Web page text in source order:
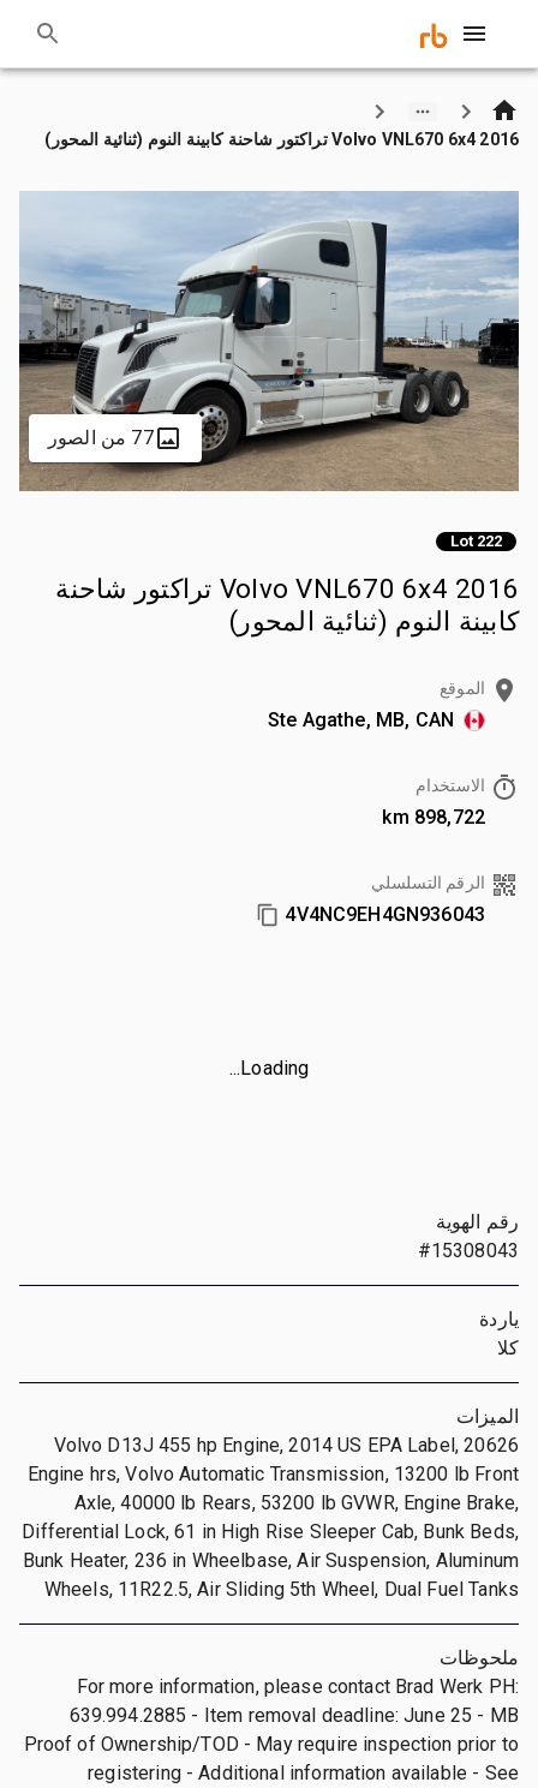
2016 Volvo VNL670 6x4 تراكتور شاحنة كابينة النوم (ثنائية المحور)
77 من الصور
Lot 222
2016 Volvo VNL670 6x4 تراكتور شاحنة
كابينة النوم (ثنائية المحور)
الموقع
Ste Agathe, MB, CAN
الاستخدام
898,722 km
الرقم التسلسلي
4V4NC9EH4GN936043
Loading...
رقم الهوية
#15308043
ياردة
كلا
الميزات
Volvo D13J 455 hp Engine, 2014 US EPA Label, 20626
Engine hrs, Volvo Automatic Transmission, 13200 lb Front
Axle, 40000 lb Rears, 53200 lb GVWR, Engine Brake,
Differential Lock, 61 in High Rise Sleeper Cab, Bunk Beds,
Bunk Heater, 236 in Wheelbase, Air Suspension, Aluminum
Wheels, 11R22.5, Air Sliding 5th Wheel, Dual Fuel Tanks
ملحوظات
For more information, please contact Brad Werk PH:
639.994.2885 - Item removal deadline: June 25 - MB
Proof of Ownership/TOD - May require inspection prior to
registering - Additional information available - See